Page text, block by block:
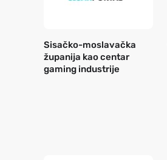
Sisačko-moslavačka
županija kao centar
gaming industrije